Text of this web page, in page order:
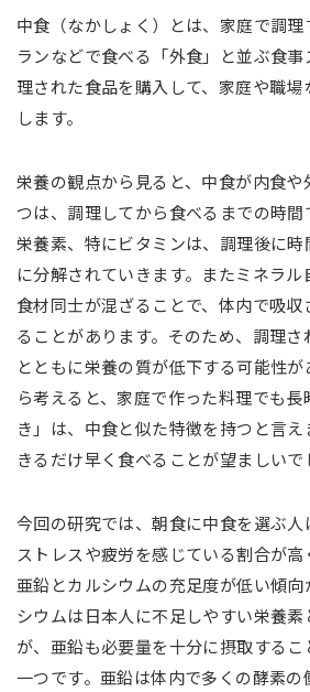
中食（なかしょく）とは、家庭で調
ランなどで食べる「外食」と並ぶ食
理された食品を購入して、家庭や職
します。
栄養の観点から見ると、中食が内食
つは、調理してから食べるまでの時間
栄養素、特にビタミンは、調理後に
に分解されていきます。またミネラル
食材同士が混ざることで、体内で吸
ることがあります。そのため、調理
とともに栄養の質が低下する可能性
ら考えると、家庭で作った料理でも
き」は、中食と似た特徴を持つと言
きるだけ早く食べることが望ましいで
今回の研究では、朝食に中食を選ぶ
ストレスや疲労を感じている割合が
亜鉛とカルシウムの充足度が低い傾
シウムは日本人に不足しやすい栄養
が、亜鉛も必要量を十分に摂取する
一つです。亜鉛は体内で多くの酵素の